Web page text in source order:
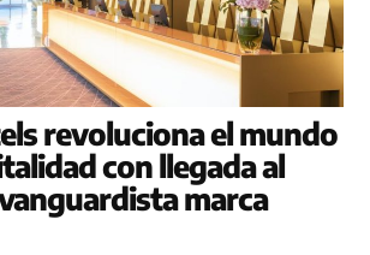
revoluciona el mundo
con llegada al
marca